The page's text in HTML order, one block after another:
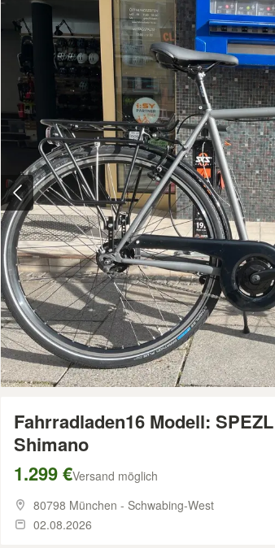
Fahrradladen16 Modell:
Shimano
1.299 €Versand möglich
80798 München - Schwabing-West
02.08.2026